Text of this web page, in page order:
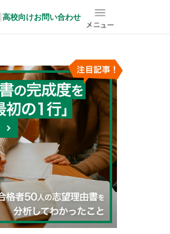
高校向けお問い合わせ メニュー